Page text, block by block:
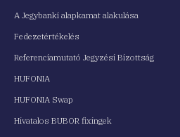
A Jegybanki alapkamat alakulása
Fedezetértékelés
Referenciamutató Jegyzési Bizottság
HUFONIA
HUFONIA Swap
Hivatalos BUBOR fixingek